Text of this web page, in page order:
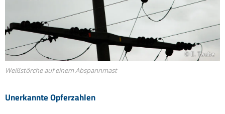
© E. Taube
Weißstörche auf einem Abspannmast
Unerkannte Opferzahlen